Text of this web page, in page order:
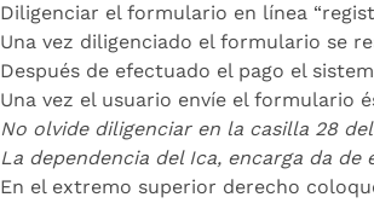
Diligenciar el formulario en línea
Una vez diligenciado el formulario se
Después de efectuado el pago el
Una vez el usuario envíe el formulario
No olvide diligenciar en la casilla 28
La dependencia del Ica, encarga da
En el extremo superior derecho